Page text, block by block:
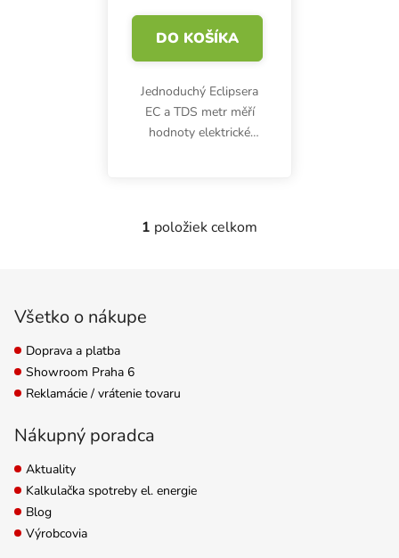
DO KOŠÍKA
Jednoduchý Eclipsera
EC a TDS metr měří
hodnoty elektrické
Ovládacie prvky výpisu
1 položiek celkom
Všetko o nákupe
Doprava a platba
Showroom Praha 6
Reklamácie / vrátenie tovaru
Nákupný poradca
Aktuality
Kalkulačka spotreby el. energie
Blog
Výrobcovia